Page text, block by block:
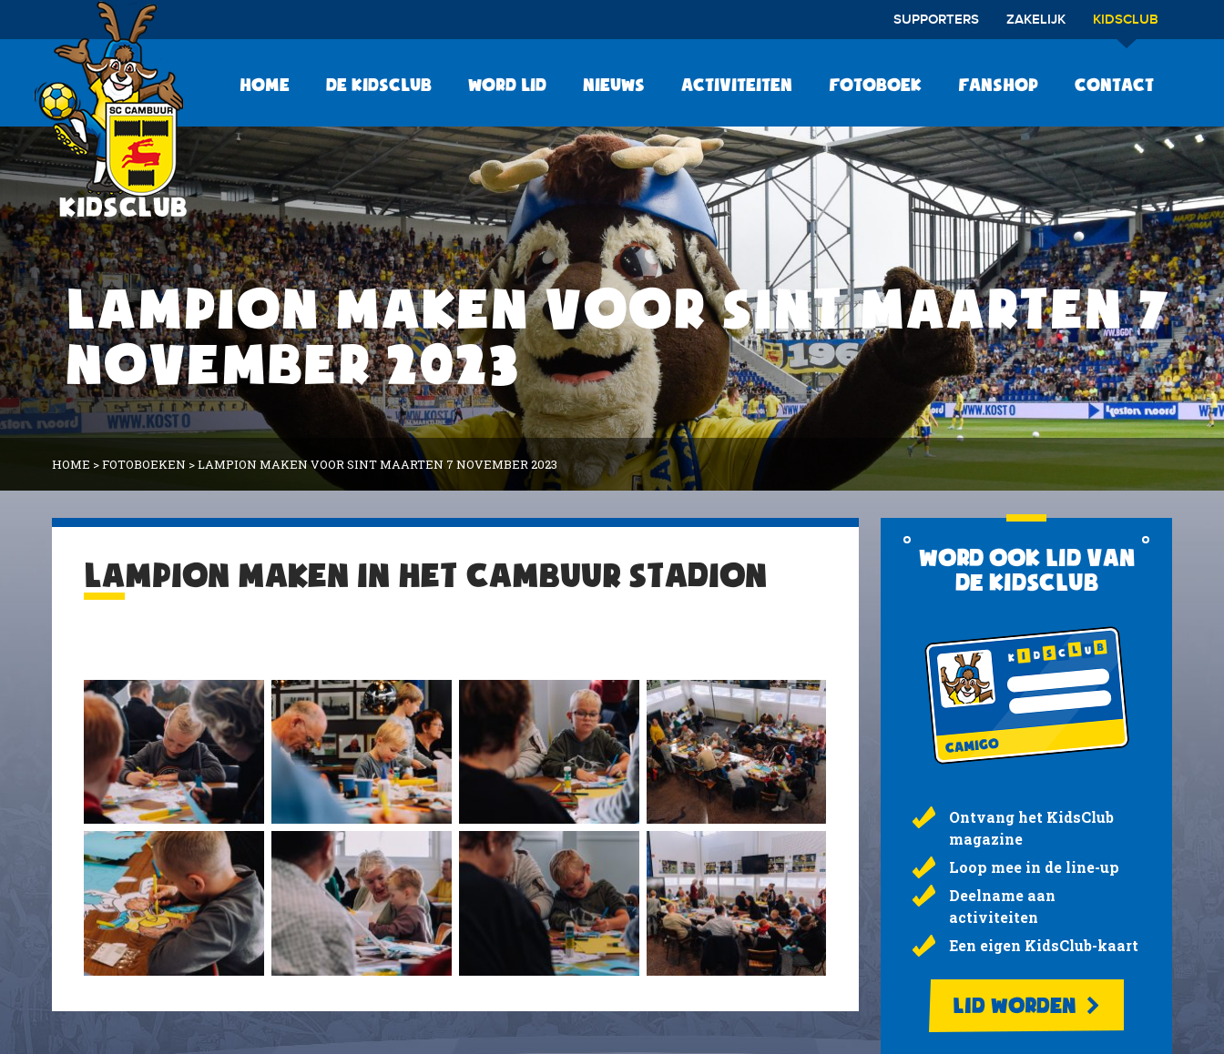
SUPPORTERS ZAKELIJK KIDSCLUB
Home De KidsClub Word lid Nieuws Activiteiten Fotoboek Fanshop Contact
LAMPION MAKEN VOOR SINT MAARTEN 7
NOVEMBER 2023
HOME >FOTOBOEKEN >LAMPION MAKEN VOOR SINT MAARTEN 7 NOVEMBER 2023
LAMPION MAKEN IN HET CAMBUUR STADION
Word ook lid van
de KidsClub
Ontvang het KidsClub
magazine
Loop mee in de line-up
Deelname aan
activiteiten
Een eigen KidsClub-kaart
LID WORDEN